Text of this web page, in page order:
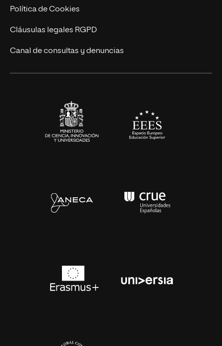
Ingeniería
Diseño
Ciencias de la Salud
Política de Cookies
Cláusulas legales RGPD
Canal de consultas y denuncias